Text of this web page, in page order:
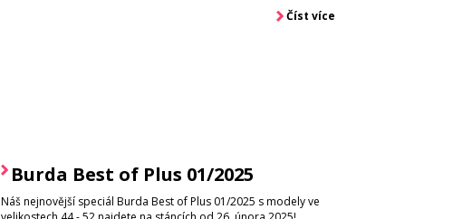
Číst více
Burda Best of Plus 01/2025
Náš nejnovější speciál Burda Best of Plus 01/2025 s modely ve